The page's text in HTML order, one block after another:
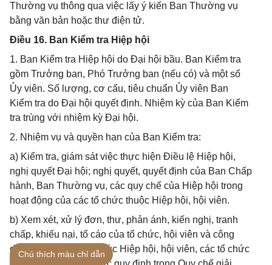
Thường vụ thông qua việc lấy ý kiến Ban Thường vụ
bằng văn bản hoặc thư điện tử.
Điều 16. Ban Kiểm tra Hiệp hội
1. Ban Kiểm tra Hiệp hội do Đại hội bầu. Ban Kiểm tra
gồm Trưởng ban, Phó Trưởng ban (nếu có) và một số
Ủy viên. Số lượng, cơ cấu, tiêu chuẩn Ủy viên Ban
Kiểm tra do Đại hội quyết định. Nhiệm kỳ của Ban Kiểm
tra trùng với nhiệm kỳ Đại hội.
2. Nhiệm vụ và quyền hạn của Ban Kiểm tra:
a) Kiểm tra, giám sát việc thực hiện Điều lệ Hiệp hội,
nghị quyết Đại hội; nghị quyết, quyết định của Ban Chấp
hành, Ban Thường vụ, các quy chế của Hiệp hội trong
hoạt động của các tổ chức thuộc Hiệp hội, hội viên.
b) Xem xét, xử lý đơn, thư, phản ánh, kiến nghị, tranh
chấp, khiếu nại, tố cáo của tổ chức, hội viên và công
dân liên quan tới tổ chức Hiệp hội, hội viên, các tổ chức
Chú thích màu chỉ dẫn